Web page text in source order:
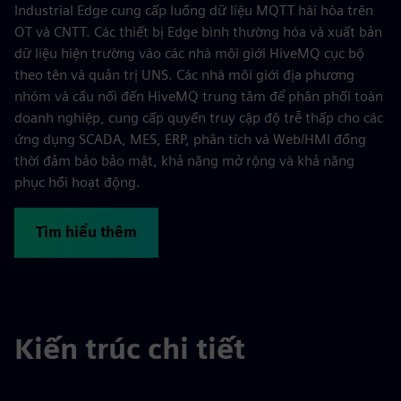
Industrial Edge cung cấp luồng dữ liệu MQTT hài hòa trên
OT và CNTT. Các thiết bị Edge bình thường hóa và xuất bản
dữ liệu hiện trường vào các nhà môi giới HiveMQ cục bộ
theo tên và quản trị UNS. Các nhà môi giới địa phương
nhóm và cầu nối đến HiveMQ trung tâm để phân phối toàn
doanh nghiệp, cung cấp quyền truy cập độ trễ thấp cho các
ứng dụng SCADA, MES, ERP, phân tích và Web/HMI đồng
thời đảm bảo bảo mật, khả năng mở rộng và khả năng
phục hồi hoạt động.
Tìm hiểu thêm
Kiến trúc chi tiết